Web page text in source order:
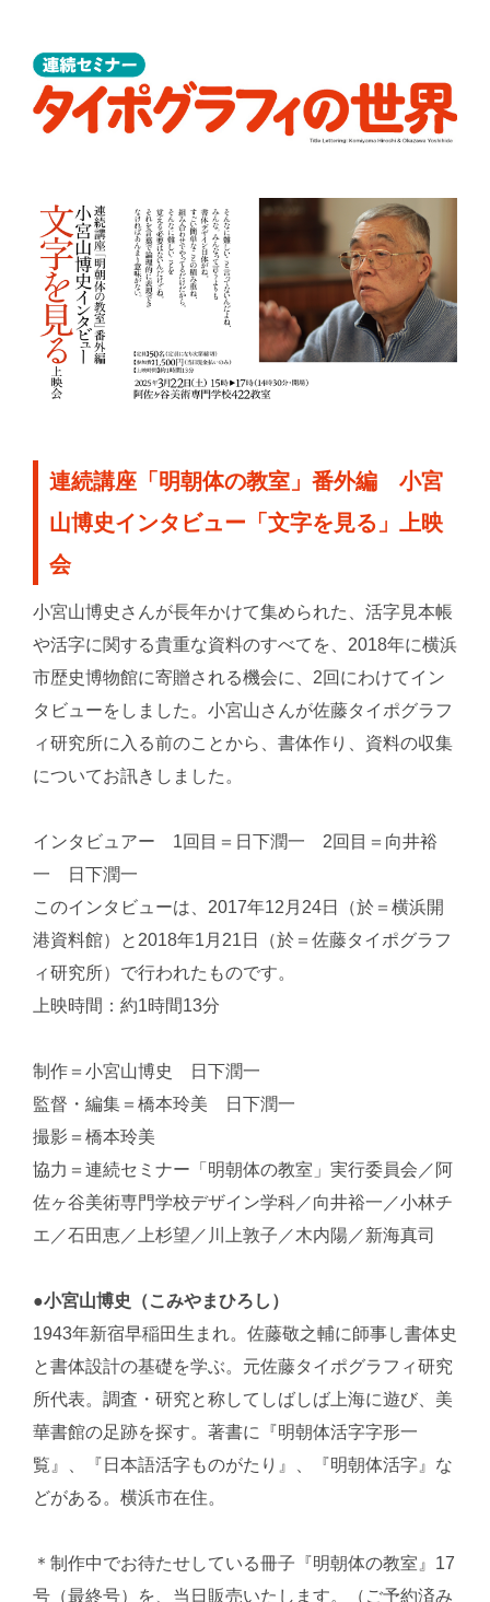
連続講座「明朝体の教室」番外編 小宮
山博史インタビュー「文字を見る」上映
会
小宮山博史さんが長年かけて集められた、活字見本帳
や活字に関する貴重な資料のすべてを、2018年に横浜
市歴史博物館に寄贈される機会に、2回にわけてイン
タビューをしました。小宮山さんが佐藤タイポグラフ
ィ研究所に入る前のことから、書体作り、資料の収集
についてお訊きしました。
インタビュアー 1回目＝日下潤一 2回目＝向井裕
一 日下潤一
このインタビューは、2017年12月24日（於＝横浜開
港資料館）と2018年1月21日（於＝佐藤タイポグラフ
ィ研究所）で行われたものです。
上映時間：約1時間13分
制作＝小宮山博史 日下潤一
監督・編集＝橋本玲美 日下潤一
撮影＝橋本玲美
協力＝連続セミナー「明朝体の教室」実行委員会／阿
佐ヶ谷美術専門学校デザイン学科／向井裕一／小林チ
エ／石田恵／上杉望／川上敦子／木内陽／新海真司
●小宮山博史（こみやまひろし）
1943年新宿早稲田生まれ。佐藤敬之輔に師事し書体史
と書体設計の基礎を学ぶ。元佐藤タイポグラフィ研究
所代表。調査・研究と称してしばしば上海に遊び、美
華書館の足跡を探す。著書に『明朝体活字字形一
覧』、『日本語活字ものがたり』、『明朝体活字』な
どがある。横浜市在住。
＊制作中でお待たせしている冊子『明朝体の教室』17
号（最終号）を、当日販売いたします。（ご予約済み